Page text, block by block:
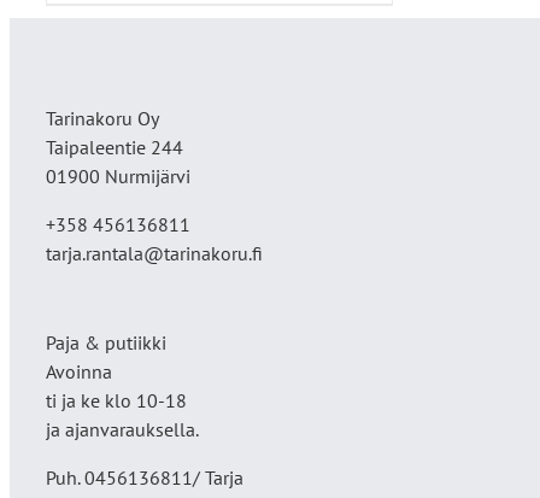
Tarinakoru Oy
Taipaleentie 244
01900 Nurmijärvi
+358 456136811
tarja.rantala@tarinakoru.fi
Paja & putiikki
Avoinna
ti ja ke klo 10-18
ja ajanvarauksella.
Puh. 0456136811/ Tarja